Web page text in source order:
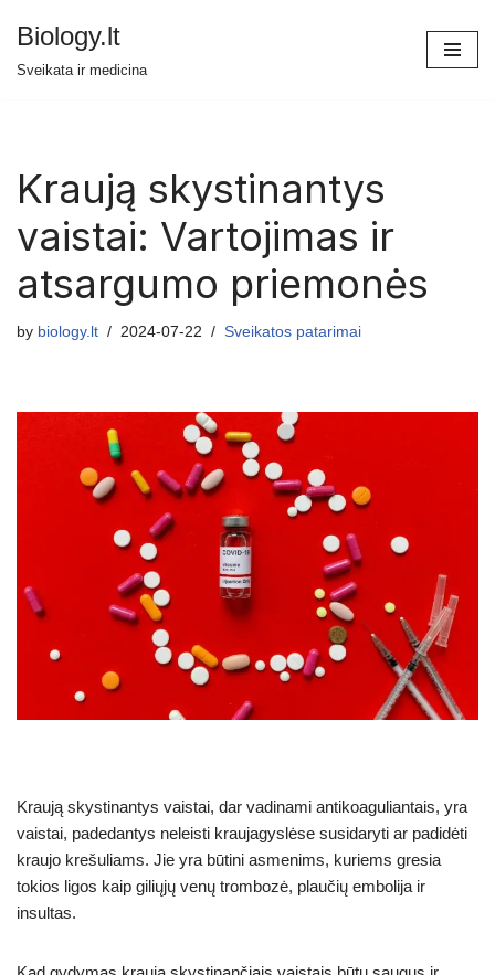
Biology.lt
Sveikata ir medicina
Kraują skystinantys
vaistai: Vartojimas ir
atsargumo priemonės
by biology.lt 2024-07-22 Sveikatos patarimai
Kraują skystinantys vaistai, dar vadinami antikoaguliantais, yra
vaistai, padedantys neleisti kraujagyslėse susidaryti ar padidėti
kraujo krešuliams. Jie yra būtini asmenims, kuriems gresia
tokios ligos kaip giliųjų venų trombozė, plaučių embolija ir
insultas.